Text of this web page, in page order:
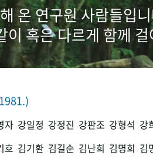
온 연구원 사람들입
이 혹은 다르게 함께
자 강일정 강정진 강판조 강형석 강
호 김기환 김길순 김난희 김명희 김